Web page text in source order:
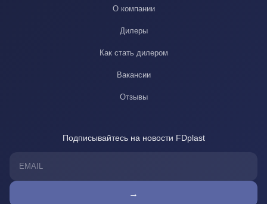
О компании
Дилеры
Как стать дилером
Вакансии
Отзывы
Подписывайтесь на новости FDplast
→